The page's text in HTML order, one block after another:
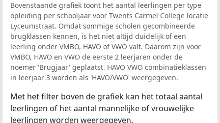
Bovenstaande grafiek toont het aantal leerlingen per type
opleiding per schooljaar voor Twents Carmel College locatie
Lyceumstraat. Omdat sommige scholen gecombineerde
brugklassen kennen, is het niet altijd duidelijk of een
leerling onder VMBO, HAVO of VWO valt. Daarom zijn voor
VMBO, HAVO en VWO de eerste 2 leerjaren onder de
noemer 'Brugjaar' geplaatst. HAVO VWO combinatieklassen
in leerjaar 3 worden als 'HAVO/VWO' weergegeven.
Met het filter boven de grafiek kan het totaal aantal
leerlingen of het aantal mannelijke of vrouwelijke
leerlingen worden weergegeven.